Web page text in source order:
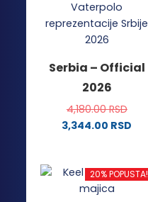
više
varijanti.
Opcije
biti
izabrane
na
stranici
Serbia – Official
2026
4,180.00RSD
3,344.00 RSD
ima
više
20% POPUSTA!